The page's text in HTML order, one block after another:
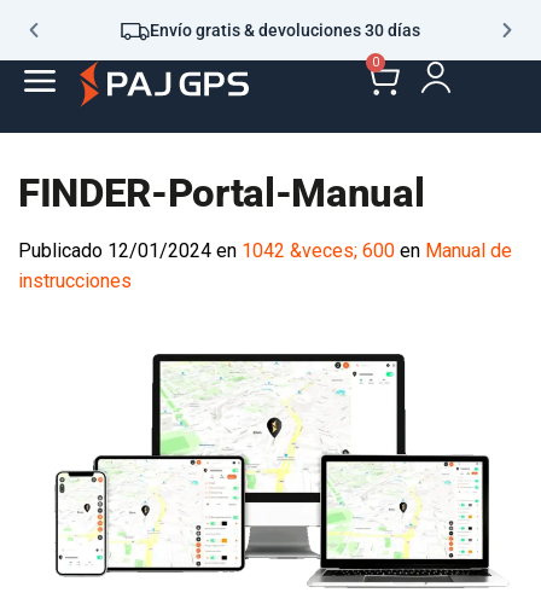
Envío gratis & devoluciones 30 días
0
FINDER-Portal-Manual
Publicado 12/01/2024 en 1042 &veces; 600 en Manual de
instrucciones